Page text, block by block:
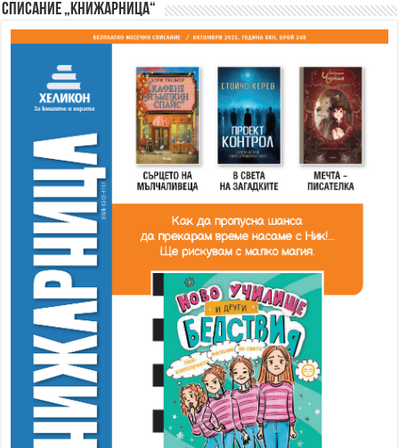
Списание „Книжарница“